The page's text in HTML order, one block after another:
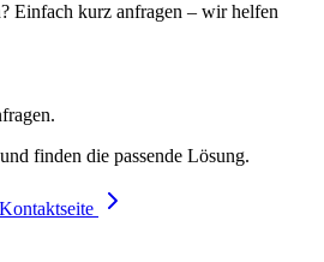
Einfach kurz anfragen – wir helfen
finden die passende Lösung.
Kontaktseite